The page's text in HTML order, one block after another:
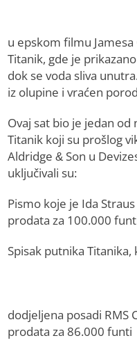
u epskom filmu
Titanik, gde je
dok se voda sliva
iz olupine i vraćen
Ovaj sat bio je jedan
Titanik koji su prošlog
Aldridge & Son u
uključivali su:
Pismo koje je Ida
prodata za 100.000
Spisak putnika
dodjeljena posadi RMS
prodata za 86.000 funti